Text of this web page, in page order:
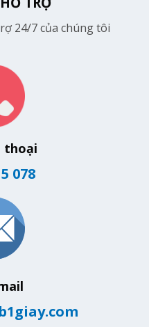
24/7 của chúng tôi
thoại
078